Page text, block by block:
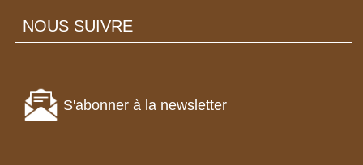
NOUS SUIVRE
S'abonner à la newsletter